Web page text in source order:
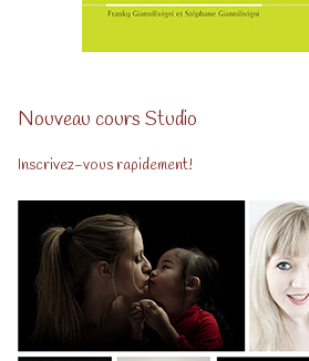
Nouveau cours Studio
Inscrivez-vous rapidement!